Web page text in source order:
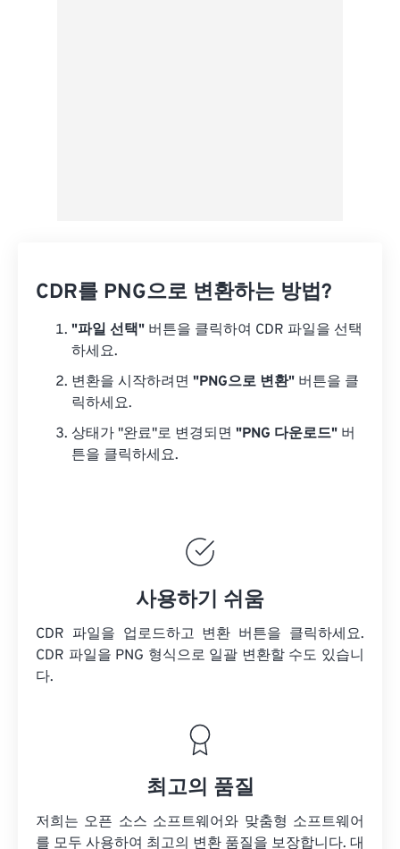
CDR를 PNG으로 변환하는 방법?
"파일 선택" 버튼을 클릭하여 CDR 파일을 선택
하세요.
변환을 시작하려면 "PNG으로 변환" 버튼을 클
릭하세요.
상태가 "완료"로 변경되면 "PNG 다운로드" 버
튼을 클릭하세요.
사용하기 쉬움
CDR 파일을 업로드하고 변환 버튼을 클릭하세요.
CDR 파일을 PNG 형식으로 일괄 변환할 수도 있습니
다.
최고의 품질
저희는 오픈 소스 소프트웨어와 맞춤형 소프트웨어
를 모두 사용하여 최고의 변환 품질을 보장합니다. 대